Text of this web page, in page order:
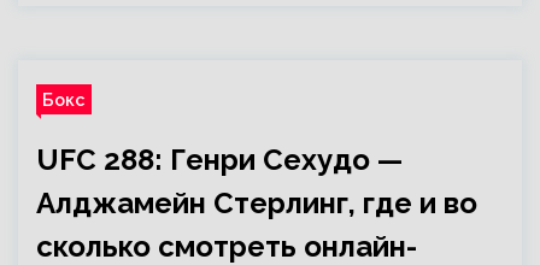
Бокс
UFC 288: Генри Сехудо —
Алджамейн Стерлинг, где и во
сколько смотреть онлайн-